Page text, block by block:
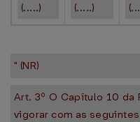
(.....) (.....)
" (NR)
Art. 3º O Capítulo 10 da
vigorar com as